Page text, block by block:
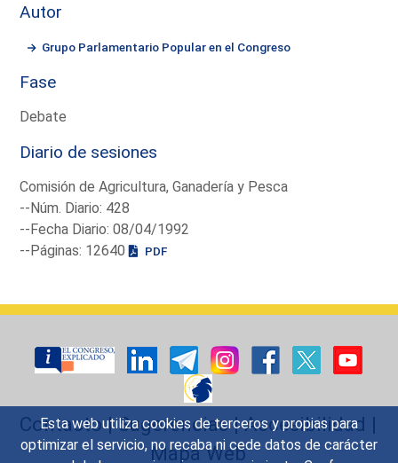
Esta web utiliza cookies de terceros y propias para
optimizar el servicio, no recaba ni cede datos de carácter
Autor
Grupo Parlamentario Popular en el Congreso
Fase
Debate
Diario de sesiones
Comisión de Agricultura, Ganadería y Pesca
--Núm. Diario: 428
--Fecha Diario: 08/04/1992
--Páginas: 12640
PDF
Contacto|Sugerencias|Accesibilidad |
Mapa Web